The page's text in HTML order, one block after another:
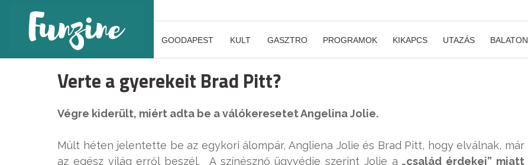
GOODAPEST KULT GASZTRO PROGRAMOK KIKAPCS UTAZÁS BALATON
Verte a gyerekeit Brad Pitt?
Végre kiderült, miért adta be a válókeresetet Angelina Jolie.
Múlt héten jelentette be az egykori álompár, Angliena Jolie és Brad Pitt, hogy elválnak, már
az egész világ erről beszél. A színésznő ügyvédje szerint Jolie a „család érdekei” miatt